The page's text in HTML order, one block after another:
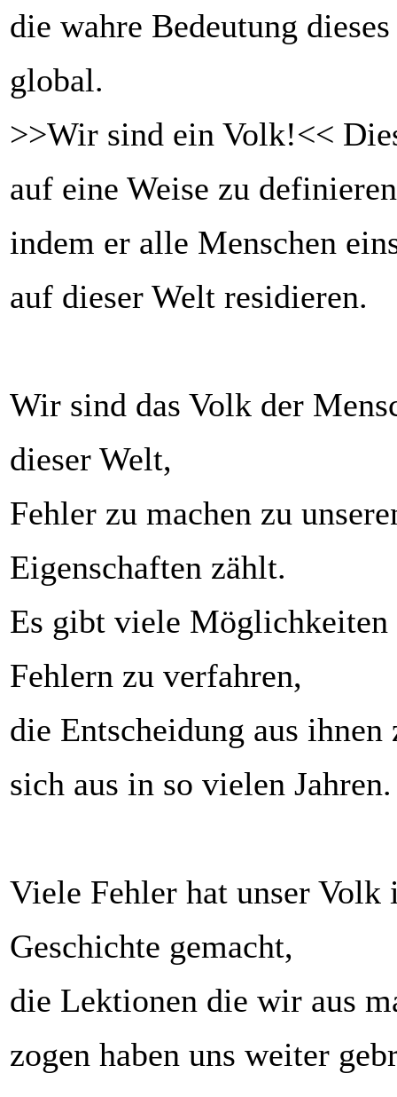
die wahre Bedeutung
global.
>>Wir sind ein Volk!<<
auf eine Weise zu
indem er alle Menschen
auf dieser Welt residieren.
Wir sind das Volk der
dieser Welt,
Fehler zu machen zu
Eigenschaften zählt.
Es gibt viele Möglichkeiten
Fehlern zu verfahren,
die Entscheidung aus ihnen
sich aus in so vielen Jahren.
Viele Fehler hat unser Volk
Geschichte gemacht,
die Lektionen die wir aus
zogen haben uns weiter